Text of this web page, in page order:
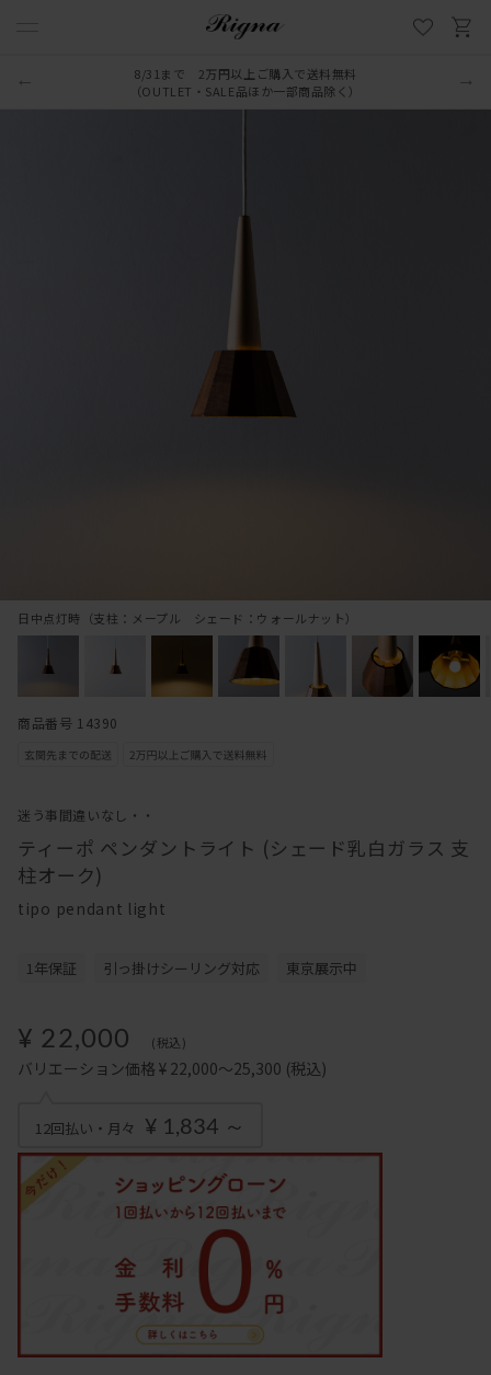
8/31まで 2万円以上ご購入で送料無料
（OUTLET・SALE品ほか一部商品除く）
迷う事間違いなし・・
ティーポ ペンダントライト (シェード乳白ガラス 支
柱オーク)
tipo pendant light
日中点灯時（支柱：メープル シェード：ウォールナット）
1年保証 引っ掛けシーリング対応 東京展示中
¥ 22,000 (税込)
バリエーション価格 ¥ 22,000～25,300 (税込)
12回払い・月々 ¥ 1,834 ～
商品番号 14390